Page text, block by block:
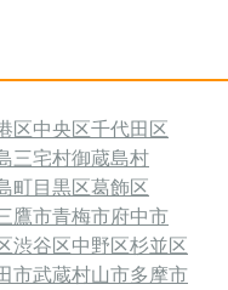
区中央区千代田区
三宅村御蔵島村
町目黒区葛飾区
鷹市青梅市府中市
渋谷区中野区杉並区
市武蔵村山市多摩市